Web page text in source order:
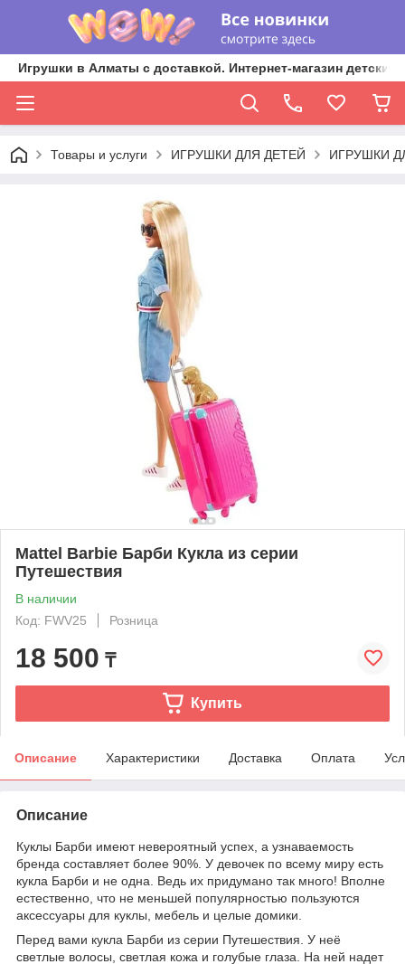
Игрушки в Алматы с доставкой. Интернет-магазин
Товары и услуги ИГРУШКИ ДЛЯ ДЕТЕЙ ИГРУШКИ
Mattel Barbie Барби Кукла из серии
Путешествия
В наличии
Код: FWV25
Розница
18 500 ₸
Купить
Описание Характеристики Доставка Оплата
Описание
Куклы Барби имеют невероятный успех, а узнаваемость
бренда составляет более 90%. У девочек по всему миру есть
кукла Барби и не одна. Ведь их придумано так много! Вполне
естественно, что не меньшей популярностью пользуются
аксессуары для куклы, мебель и целые домики.
Перед вами кукла Барби из серии Путешествия. У неё
светлые волосы, светлая кожа и голубые глаза. На ней надет